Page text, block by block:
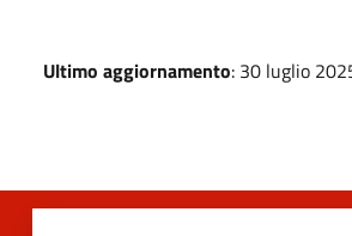
Ultimo aggiornamento: 30 luglio